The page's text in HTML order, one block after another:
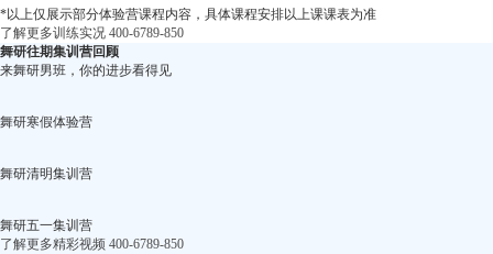
*以上仅展示部分体验营课程内容，具体课程安排以上课课表为准
了解更多训练实况 400-6789-850
舞研往期集训营回顾
来舞研男班，你的进步看得见
舞研寒假体验营
舞研清明集训营
舞研五一集训营
了解更多精彩视频 400-6789-850